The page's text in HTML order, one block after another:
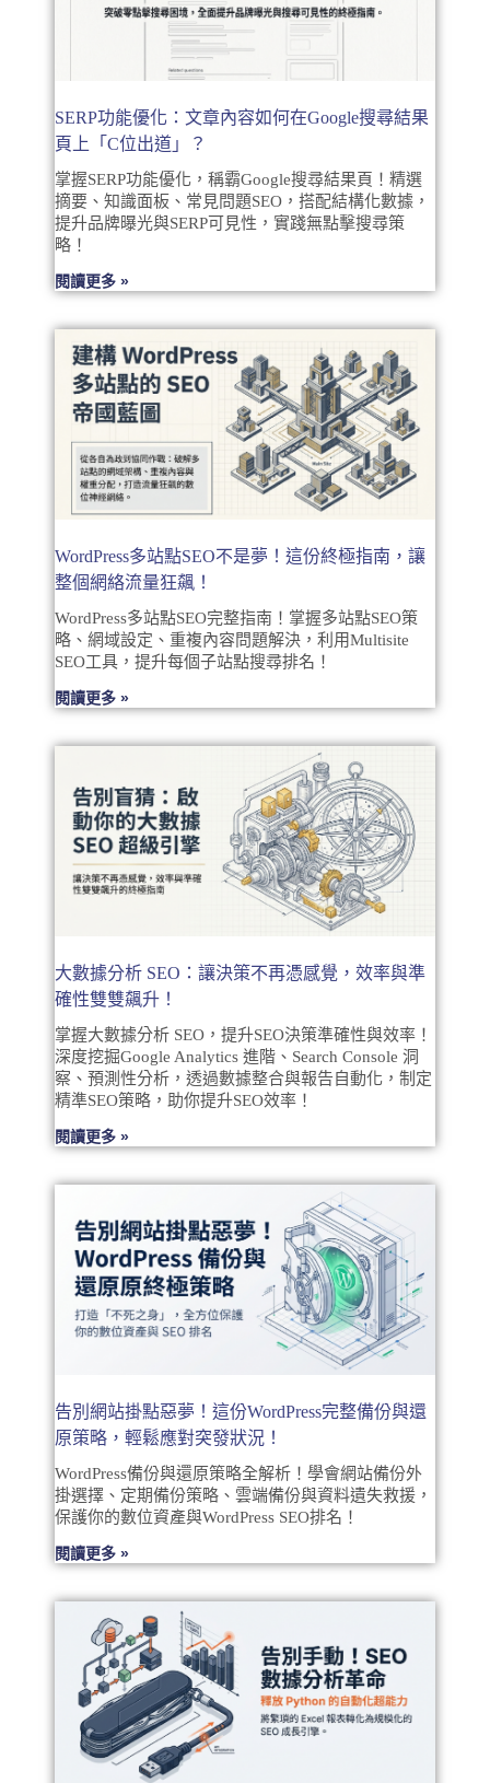
SERP功能優化：文章內容如何在Google搜尋結果
頁上「C位出道」？
掌握SERP功能優化，稱霸Google搜尋結果頁！精選
摘要、知識面板、常見問題SEO，搭配結構化數據，
提升品牌曝光與SERP可見性，實踐無點擊搜尋策
略！
閱讀更多 »
WordPress多站點SEO不是夢！這份終極指南，讓
整個網絡流量狂飆！
WordPress多站點SEO完整指南！掌握多站點SEO策
略、網域設定、重複內容問題解決，利用Multisite
SEO工具，提升每個子站點搜尋排名！
閱讀更多 »
大數據分析 SEO：讓決策不再憑感覺，效率與準
確性雙雙飆升！
掌握大數據分析 SEO，提升SEO決策準確性與效率！
深度挖掘Google Analytics 進階、Search Console 洞
察、預測性分析，透過數據整合與報告自動化，制定
精準SEO策略，助你提升SEO效率！
閱讀更多 »
告別網站掛點惡夢！這份WordPress完整備份與還
原策略，輕鬆應對突發狀況！
WordPress備份與還原策略全解析！學會網站備份外
掛選擇、定期備份策略、雲端備份與資料遺失救援，
保護你的數位資產與WordPress SEO排名！
閱讀更多 »